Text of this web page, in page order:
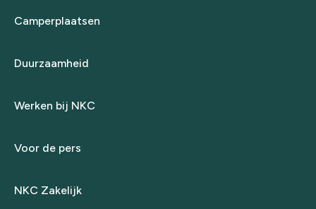
Camperplaatsen
Duurzaamheid
Werken bij NKC
Voor de pers
NKC Zakelijk